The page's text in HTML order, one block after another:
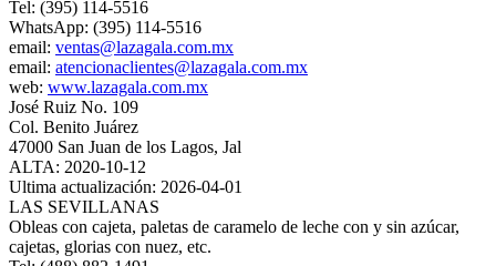
Tel: (395) 114-5516
WhatsApp: (395) 114-5516
email: ventas@lazagala.com.mx
email: atencionaclientes@lazagala.com.mx
web: www.lazagala.com.mx
José Ruiz No. 109
Col. Benito Juárez
47000 San Juan de los Lagos, Jal
ALTA: 2020-10-12
Ultima actualización: 2026-04-01
LAS SEVILLANAS
Obleas con cajeta, paletas de caramelo de leche con y sin azúcar,
cajetas, glorias con nuez, etc.